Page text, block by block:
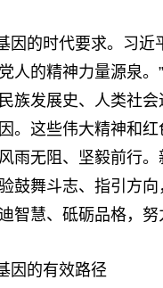
因的时代要求。习
人的精神力量源泉
族发展史、人类社
。这些伟大精神和
雨无阻、坚毅前行
鼓舞斗志、指引方
智慧、砥砺品格，
因的有效路径